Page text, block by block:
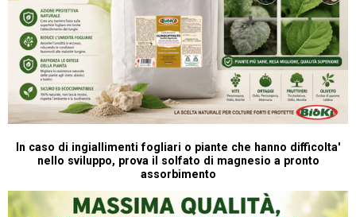
In caso di ingiallimenti fogliari o piante che hanno difficolta'
nello sviluppo, prova il solfato di magnesio a pronto
assorbimento